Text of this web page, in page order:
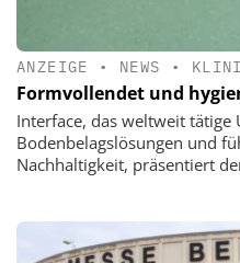
ANZEIGE • NEWS •
Formvollendet und
Interface, das weltweit
Bodenbelagslösungen und
Nachhaltigkeit, präsentiert